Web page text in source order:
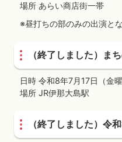
場所 あらい商店街一帯
※昼打ちの部のみの出演とな
（終了しました）ま
日時 令和8年7月17日（金
場所 JR伊那大島駅
（終了しました）令